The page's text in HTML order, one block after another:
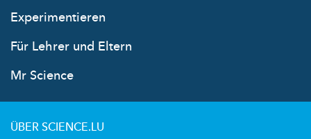
Experimentieren
Für Lehrer und Eltern
Mr Science
ÜBER SCIENCE.LU